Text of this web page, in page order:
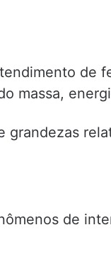
de
massa,
grandezas
de